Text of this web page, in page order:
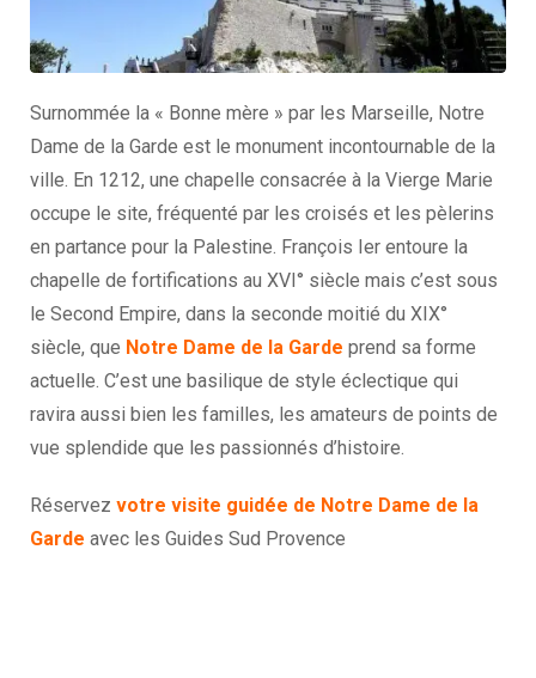
Surnommée la « Bonne mère » par les Marseille, Notre
Dame de la Garde est le monument incontournable de la
ville. En 1212, une chapelle consacrée à la Vierge Marie
occupe le site, fréquenté par les croisés et les pèlerins
en partance pour la Palestine. François Ier entoure la
chapelle de fortifications au XVI° siècle mais c’est sous
le Second Empire, dans la seconde moitié du XIX°
siècle, que Notre Dame de la Garde prend sa forme
actuelle. C’est une basilique de style éclectique qui
ravira aussi bien les familles, les amateurs de points de
vue splendide que les passionnés d’histoire.
Réservez votre visite guidée de Notre Dame de la
Garde avec les Guides Sud Provence